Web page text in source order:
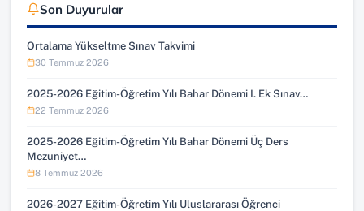
Son Duyurular
Ortalama Yükseltme Sınav Takvimi
30 Temmuz 2026
2025-2026 Eğitim-Öğretim Yılı Bahar Dönemi I. Ek Sınav…
22 Temmuz 2026
2025-2026 Eğitim-Öğretim Yılı Bahar Dönemi Üç Ders
Mezuniyet…
8 Temmuz 2026
2026-2027 Eğitim-Öğretim Yılı Uluslararası Öğrenci